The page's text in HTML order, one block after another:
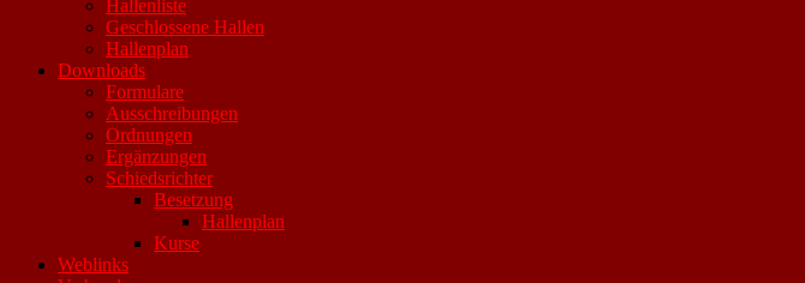
Hallenliste
Geschlossene Hallen
Hallenplan
Downloads
Formulare
Ausschreibungen
Ordnungen
Ergänzungen
Schiedsrichter
Besetzung
Hallenplan
Kurse
Weblinks